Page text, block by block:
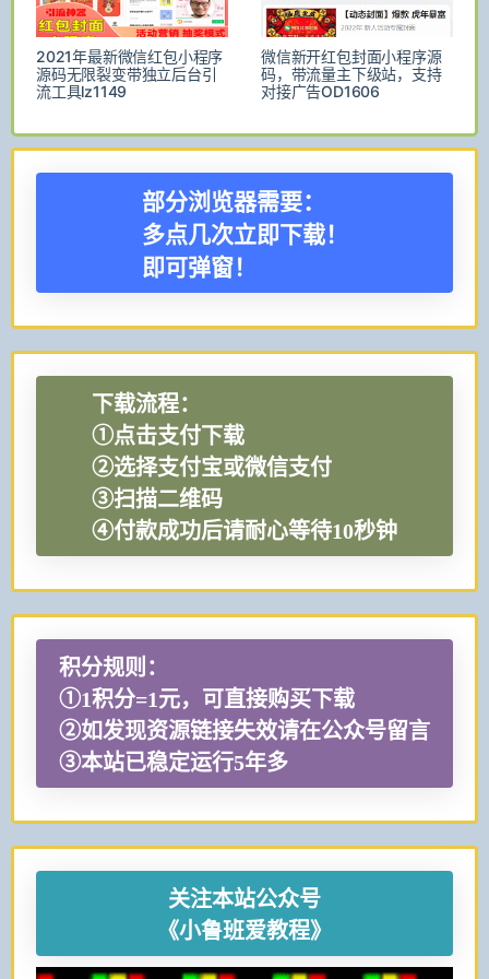
2021年最新微信红包小程序
源码无限裂变带独立后台引
流工具lz1149
微信新开红包封面小程序源
码，带流量主下级站，支持
对接广告OD1606
部分浏览器需要：
多点几次立即下载！
即可弹窗！
下载流程：
①点击支付下载
②选择支付宝或微信支付
③扫描二维码
④付款成功后请耐心等待10秒钟
积分规则：
①1积分=1元，可直接购买下载
②如发现资源链接失效请在公众号留言
③本站已稳定运行5年多
关注本站公众号
《小鲁班爱教程》